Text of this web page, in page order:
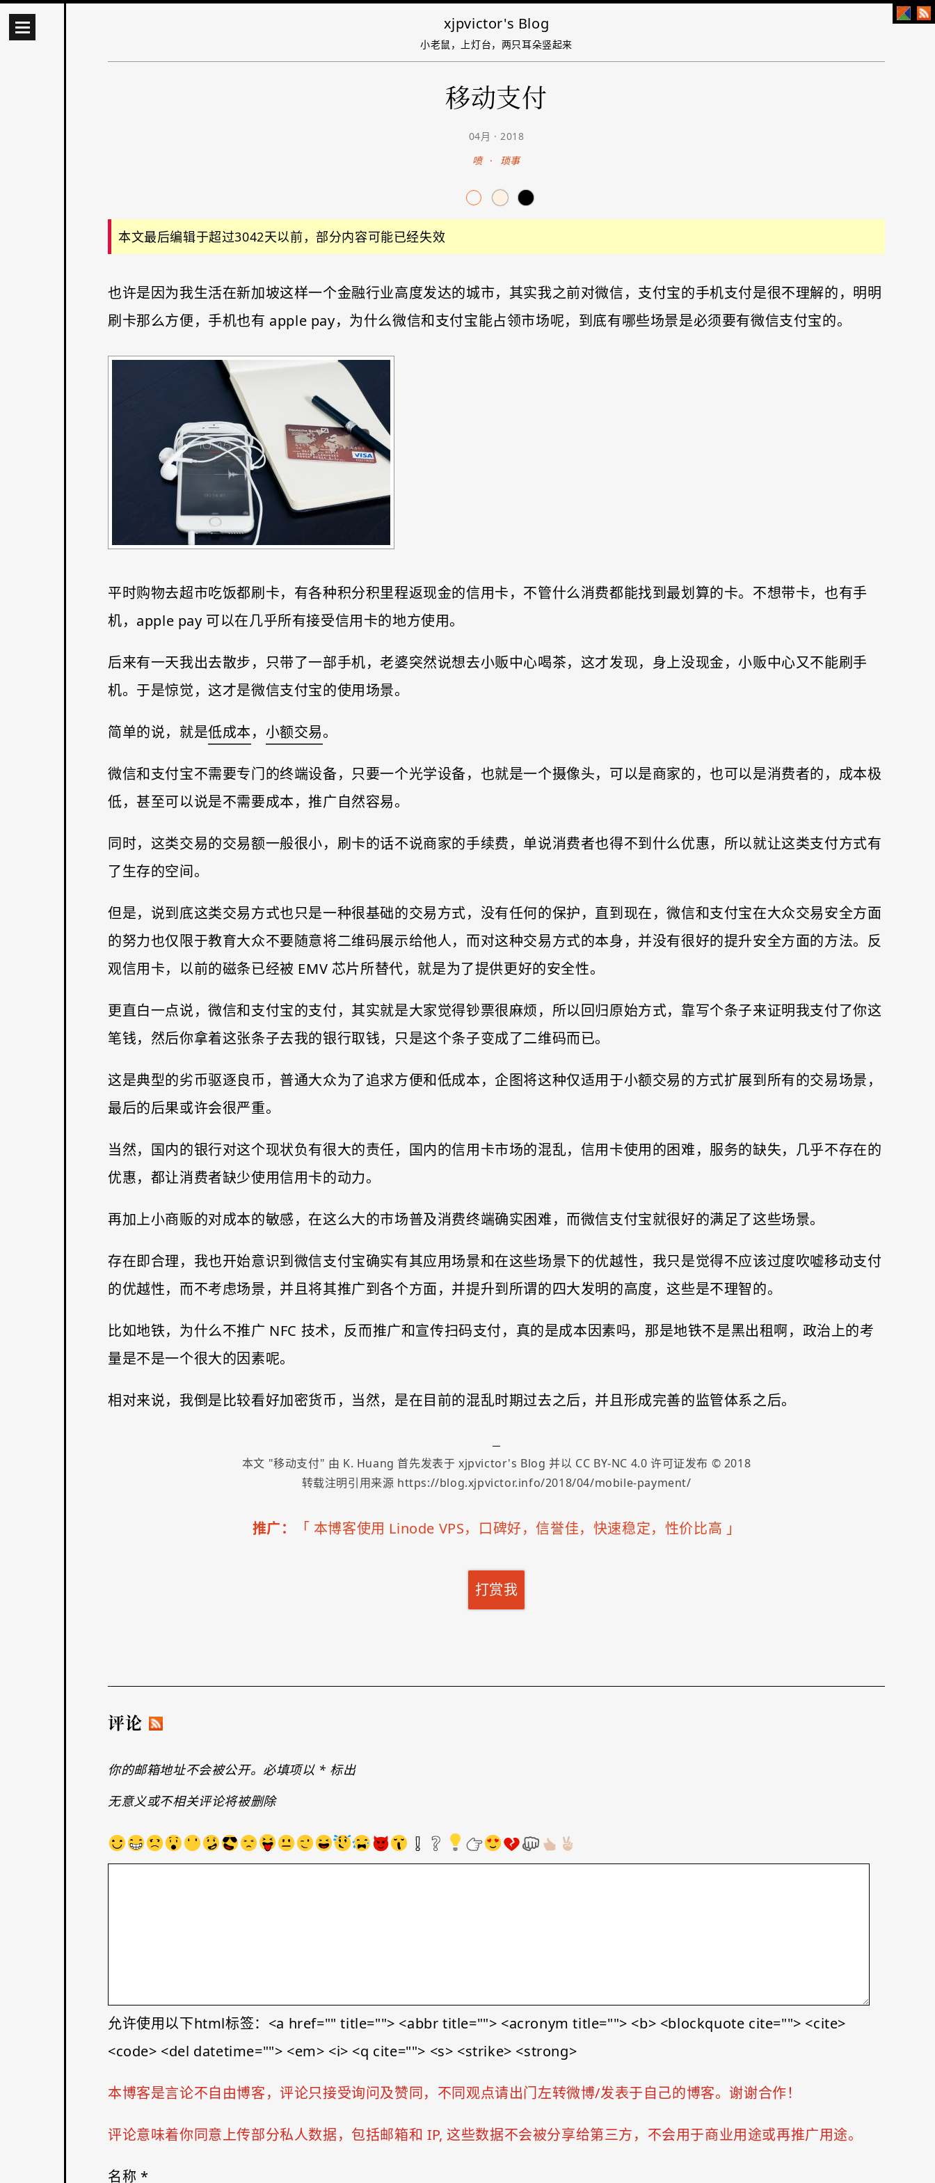
xjpvictor's Blog
小老鼠，上灯台，两只耳朵竖起来
移动支付
04月 · 2018
喷 · 琐事
本文最后编辑于超过3042天以前，部分内容可能已经失效
也许是因为我生活在新加坡这样一个金融行业高度发达的城市，其实我之前对微信，支付宝的手机支付是很不理解的，明明
刷卡那么方便，手机也有 apple pay，为什么微信和支付宝能占领市场呢，到底有哪些场景是必须要有微信支付宝的。
平时购物去超市吃饭都刷卡，有各种积分积里程返现金的信用卡，不管什么消费都能找到最划算的卡。不想带卡，也有手
机，apple pay 可以在几乎所有接受信用卡的地方使用。
后来有一天我出去散步，只带了一部手机，老婆突然说想去小贩中心喝茶，这才发现，身上没现金，小贩中心又不能刷手
机。于是惊觉，这才是微信支付宝的使用场景。
简单的说，就是低成本， 小额交易。
微信和支付宝不需要专门的终端设备，只要一个光学设备，也就是一个摄像头，可以是商家的，也可以是消费者的，成本极
低，甚至可以说是不需要成本，推广自然容易。
同时，这类交易的交易额一般很小，刷卡的话不说商家的手续费，单说消费者也得不到什么优惠，所以就让这类支付方式有
了生存的空间。
但是，说到底这类交易方式也只是一种很基础的交易方式，没有任何的保护，直到现在，微信和支付宝在大众交易安全方面
的努力也仅限于教育大众不要随意将二维码展示给他人，而对这种交易方式的本身，并没有很好的提升安全方面的方法。反
观信用卡，以前的磁条已经被 EMV 芯片所替代，就是为了提供更好的安全性。
更直白一点说，微信和支付宝的支付，其实就是大家觉得钞票很麻烦，所以回归原始方式，靠写个条子来证明我支付了你这
笔钱，然后你拿着这张条子去我的银行取钱，只是这个条子变成了二维码而已。
这是典型的劣币驱逐良币，普通大众为了追求方便和低成本，企图将这种仅适用于小额交易的方式扩展到所有的交易场景，
最后的后果或许会很严重。
当然，国内的银行对这个现状负有很大的责任，国内的信用卡市场的混乱，信用卡使用的困难，服务的缺失，几乎不存在的
优惠，都让消费者缺少使用信用卡的动力。
再加上小商贩的对成本的敏感，在这么大的市场普及消费终端确实困难，而微信支付宝就很好的满足了这些场景。
存在即合理，我也开始意识到微信支付宝确实有其应用场景和在这些场景下的优越性，我只是觉得不应该过度吹嘘移动支付
的优越性，而不考虑场景，并且将其推广到各个方面，并提升到所谓的四大发明的高度，这些是不理智的。
比如地铁，为什么不推广 NFC 技术，反而推广和宣传扫码支付，真的是成本因素吗，那是地铁不是黑出租啊，政治上的考
量是不是一个很大的因素呢。
相对来说，我倒是比较看好加密货币，当然，是在目前的混乱时期过去之后，并且形成完善的监管体系之后。
本文 "移动支付" 由 K. Huang 首先发表于xjpvictor's Blog 并以 CC BY-NC 4.0 许可证发布 © 2018
转载注明引用来源 https://blog.xjpvictor.info/2018/04/mobile-payment/
推广： 「 本博客使用 Linode VPS，口碑好，信誉佳，快速稳定，性价比高 」
打赏我
评论
你的邮箱地址不会被公开。必填项以 *标出
无意义或不相关评论将被删除
允许使用以下html标签：<a href="" title=""> <abbr title=""> <acronym title=""> <b> <blockquote cite=""> <cite>
<code> <del datetime=""> <em> <i> <q cite=""> <s> <strike> <strong>
本博客是言论不自由博客，评论只接受询问及赞同，不同观点请出门左转微博/发表于自己的博客。谢谢合作！
评论意味着你同意上传部分私人数据，包括邮箱和 IP, 这些数据不会被分享给第三方，不会用于商业用途或再推广用途。
名称 *